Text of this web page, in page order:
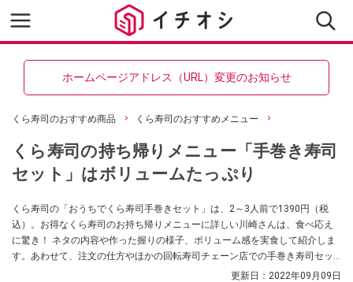
ホームページアドレス（URL）変更のお知らせ
くら寿司のおすすめ商品 くら寿司のおすすめメニュー
くら寿司の持ち帰りメニュー「手巻き寿司
セット」はボリュームたっぷり
くら寿司の「おうちでくら寿司手巻きセット」は、2～3人前で1390円（税
込）。お得なくら寿司のお持ち帰りメニューに詳しい川崎さんは、食べ応え
に驚き！ ネタの内容や作った握りの様子、ボリューム感を実食して紹介しま
す。あわせて、注文の仕方やほかの回転寿司チェーン店での手巻き寿司セッ
更新日： 2022年09月09日